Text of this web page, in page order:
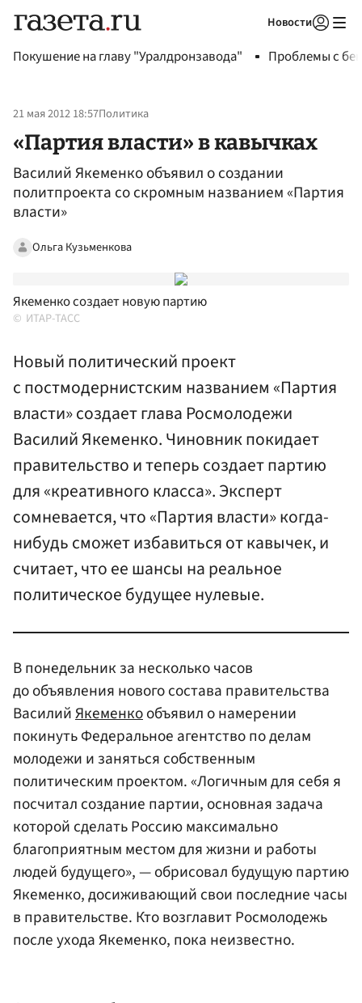
Новости
Покушение на главу "Уралдронзавода" Проблемы с
21 мая 2012 18:57Политика
«Партия власти» в кавычках
Василий Якеменко объявил о создании
политпроекта со скромным названием «Партия
власти»
Ольга Кузьменкова
Якеменко создает новую партию
ИТАР-ТАСС
Новый политический проект
с постмодернистским названием «Партия
власти» создает глава Росмолодежи
Василий Якеменко. Чиновник покидает
правительство и теперь создает партию
для «креативного класса». Эксперт
сомневается, что «Партия власти» когда-
нибудь сможет избавиться от кавычек, и
считает, что ее шансы на реальное
политическое будущее нулевые.
В понедельник за несколько часов
до объявления нового состава правительства
ВасилийЯкеменкообъявил о намерении
покинуть Федеральное агентство по делам
молодежи и заняться собственным
политическим проектом. «Логичным для себя я
посчитал создание партии, основная задача
которой сделать Россию максимально
благоприятным местом для жизни и работы
людей будущего», — обрисовал будущую партию
Якеменко, досиживающий свои последние часы
в правительстве. Кто возглавит Росмолодежь
после ухода Якеменко, пока неизвестно.